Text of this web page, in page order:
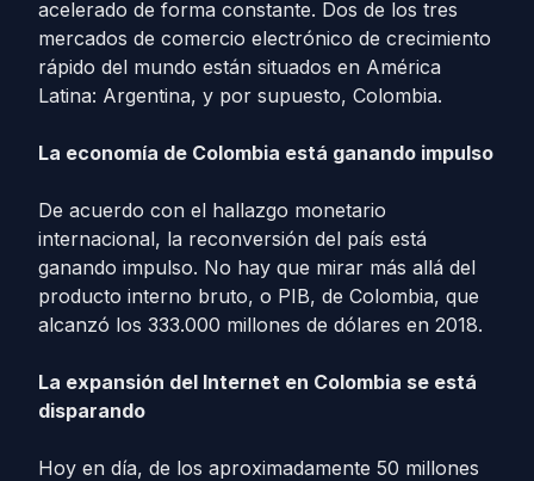
acelerado de forma constante. Dos de los tres
mercados de comercio electrónico de crecimiento
rápido del mundo están situados en América
Latina: Argentina, y por supuesto, Colombia.
La economía de Colombia está ganando impulso
De acuerdo con el hallazgo monetario
internacional, la reconversión del país está
ganando impulso. No hay que mirar más allá del
producto interno bruto, o PIB, de Colombia, que
alcanzó los 333.000 millones de dólares en 2018.
La expansión del Internet en Colombia se está
disparando
Hoy en día, de los aproximadamente 50 millones